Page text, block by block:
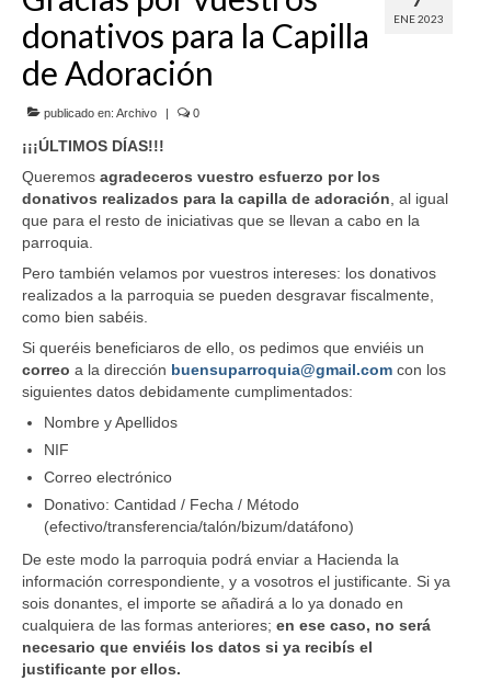
SERVICIOS
COF
BUENOS SUCESOS
ENE 2023
donativos para la Capilla
de Adoración
publicado en: Archivo 0
¡¡¡ÚLTIMOS DÍAS!!!
Queremos agradeceros vuestro esfuerzo por los
donativos realizados para la capilla de adoración, al igual
que para el resto de iniciativas que se llevan a cabo en la
parroquia.
Pero también velamos por vuestros intereses: los donativos
realizados a la parroquia se pueden desgravar fiscalmente,
como bien sabéis.
Si queréis beneficiaros de ello, os pedimos que enviéis un
correo a la dirección buensuparroquia@gmail.com con los
siguientes datos debidamente cumplimentados:
Nombre y Apellidos
NIF
Correo electrónico
Donativo: Cantidad / Fecha / Método
(efectivo/transferencia/talón/bizum/datáfono)
De este modo la parroquia podrá enviar a Hacienda la
información correspondiente, y a vosotros el justificante. Si ya
sois donantes, el importe se añadirá a lo ya donado en
cualquiera de las formas anteriores; en ese caso, no será
necesario que enviéis los datos si ya recibís el
justificante por ellos.